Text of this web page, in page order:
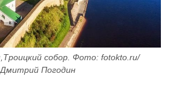
собор. Фото: fotokto.ru/
Дмитрий Погодин